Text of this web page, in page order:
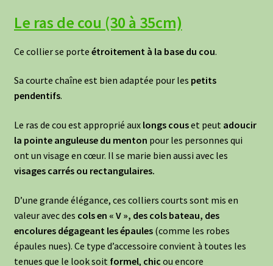
Le ras de cou (30 à 35cm)
Ce collier se porte étroitement à la base du cou.
Sa courte chaîne est bien adaptée pour les petits
pendentifs.
Le ras de cou est approprié aux longs couset peut adoucir
la pointe anguleuse du menton pour les personnes qui
ont un visage en cœur. Il se marie bien aussi avec les
visages carrés ou rectangulaires.
D’une grande élégance, ces colliers courts sont mis en
valeur avec des cols en « V », des cols bateau, des
encolures dégageant les épaules(comme les robes
épaules nues). Ce type d’accessoire convient à toutes les
tenues que le look soit formel, chic ou encore